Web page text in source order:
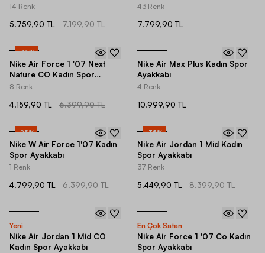
14 Renk
5.759,90 TL 7.199,90 TL
43 Renk
7.799,90 TL
-35%
Nike Air Force 1 '07 Next
Nature CO Kadın Spor
Ayakkabı
8 Renk
4.159,90 TL 6.399,90 TL
Nike Air Max Plus Kadın Spor
Ayakkabı
4 Renk
10.999,90 TL
-25%
Nike W Air Force 1'07 Kadın
Spor Ayakkabı
1 Renk
4.799,90 TL 6.399,90 TL
-35%
Nike Air Jordan 1 Mid Kadın
Spor Ayakkabı
37 Renk
5.449,90 TL 8.399,90 TL
Yeni
Nike Air Jordan 1 Mid CO
Kadın Spor Ayakkabı
En Çok Satan
Nike Air Force 1 '07 Co Kadın
Spor Ayakkabı